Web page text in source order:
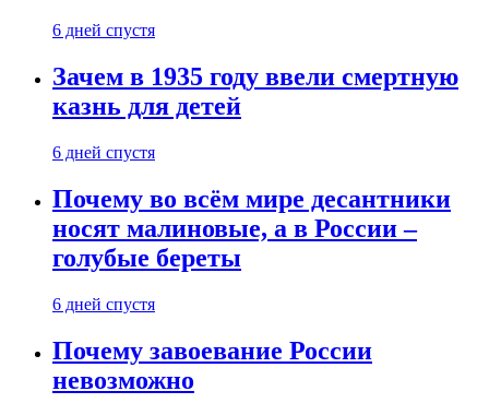
6 дней спустя
Зачем в 1935 году ввели смертную
казнь для детей
6 дней спустя
Почему во всём мире десантники
носят малиновые, а в России –
голубые береты
6 дней спустя
Почему завоевание России
невозможно